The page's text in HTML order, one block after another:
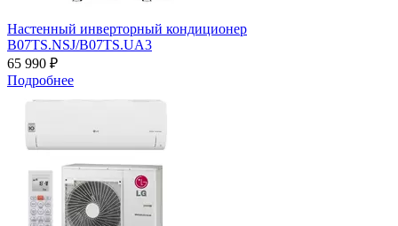
Настенный инверторный кондиционер
B07TS.NSJ/B07TS.UA3
65 990 ₽
Подробнее